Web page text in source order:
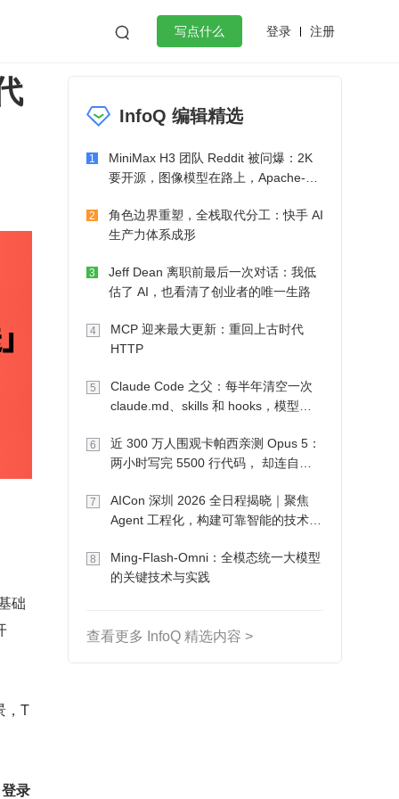
 写点什么 登录 注册
作
微服务架构 flutter
础
，T
录
InfoQ 编辑精选
1
MiniMax H3 团队 Reddit 被问爆：2K
要开源，图像模型在路上，Apache-2.0
2
角色边界重塑，全栈取代分工：快手 AI
生产力体系成形
3
Jeff Dean 离职前最后一次对话：我低
估了 AI，也看清了创业者的唯一生路
4
MCP 迎来最大更新：重回上古时代
HTTP
5
Claude Code 之父：每半年清空一次
claude.md、skills 和 hooks，模型自
6
近 300 万人围观卡帕西亲测 Opus 5：
两小时写完 5500 行代码， 却连自己
7
AICon 深圳 2026 全日程揭晓｜聚焦
Agent 工程化，构建可靠智能的技术路
8
Ming-Flash-Omni：全模态统一大模型
的关键技术与实践
查看更多 InfoQ 精选内容 >